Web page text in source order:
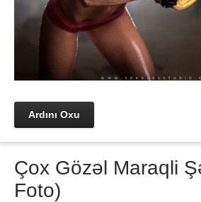
Ardını Oxu
Çox Gözəl Maraqli
Foto)